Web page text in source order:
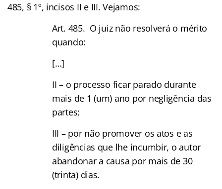
485, § 1º, incisos II e III. Vejamos:
Art. 485. O juiz não resolverá o mérito
quando:
[…]
II – o processo ficar parado durante
mais de 1 (um) ano por negligência das
partes;
III – por não promover os atos e as
diligências que lhe incumbir, o autor
abandonar a causa por mais de 30
(trinta) dias.